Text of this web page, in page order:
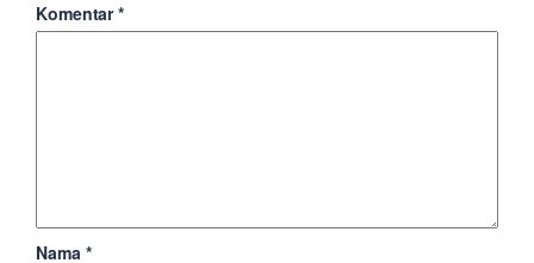
Komentar*
Nama *